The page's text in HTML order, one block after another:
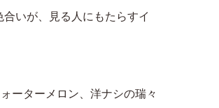
いが、見る人にもたらすイ
ーターメロン、洋ナシの瑞々